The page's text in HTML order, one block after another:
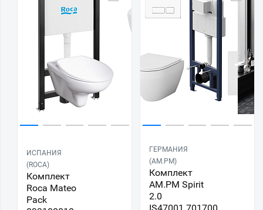
ИСПАНИЯ
(ROCA)
Комплект
Roca Mateo
Pack
ГЕРМАНИЯ
(AM.PM)
Комплект
AM.PM Spirit
2.0
IS47001.701700